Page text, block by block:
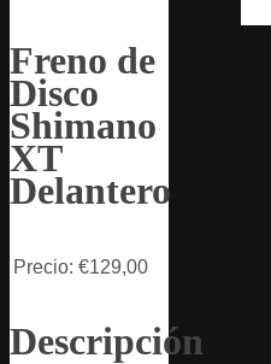
Freno de
Disco
Shimano
XT
Delantero
Precio: €129,00
Descripción